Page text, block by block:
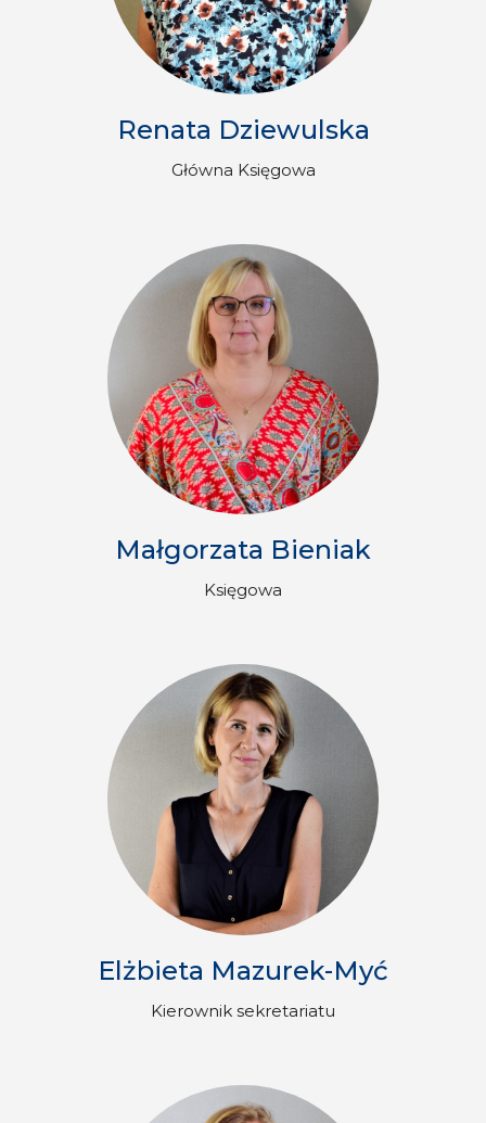
Renata Dziewulska
Główna Księgowa
Małgorzata Bieniak
Księgowa
Elżbieta Mazurek-Myć
Kierownik sekretariatu